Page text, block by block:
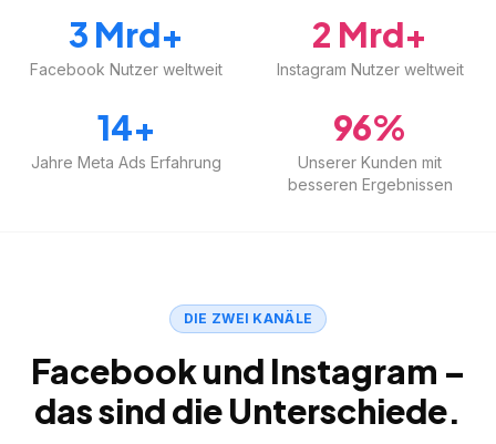
3 Mrd+
Facebook Nutzer weltweit
2 Mrd+
Instagram Nutzer weltweit
14+
Jahre Meta Ads Erfahrung
96%
Unserer Kunden mit
besseren Ergebnissen
DIE ZWEI KANÄLE
Facebook und Instagram –
das sind die Unterschiede.